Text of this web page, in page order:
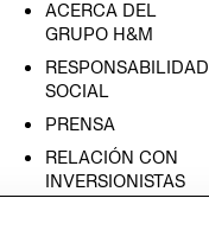
ACERCA DEL
GRUPO H&M
RESPONSABILIDAD
SOCIAL
PRENSA
RELACIÓN CON
INVERSIONISTAS